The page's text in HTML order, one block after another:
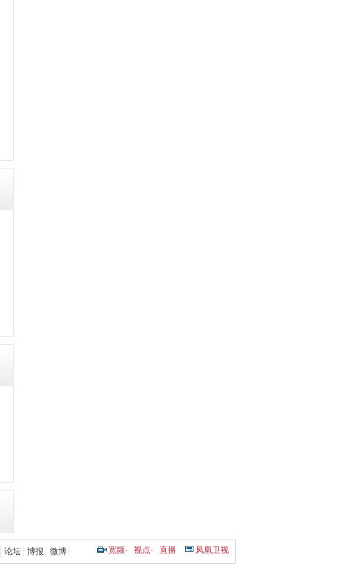
论坛 博报 微博 宽频· 视点· 直播 凤凰卫视